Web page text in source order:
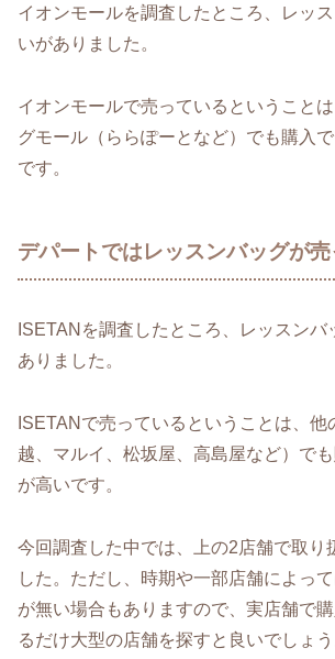
イオンモールを調査したところ、レッ
いがありました。
イオンモールで売っているということ
グモール（ららぽーとなど）でも購入
です。
デパートではレッスンバッグが
ISETANを調査したところ、レッスン
ありました。
ISETANで売っているということは、他
越、マルイ、松坂屋、高島屋など）で
が高いです。
今回調査した中では、上の2店舗で取り
した。ただし、時期や一部店舗によっ
が無い場合もありますので、実店舗で
るだけ大型の店舗を探すと良いでしょう